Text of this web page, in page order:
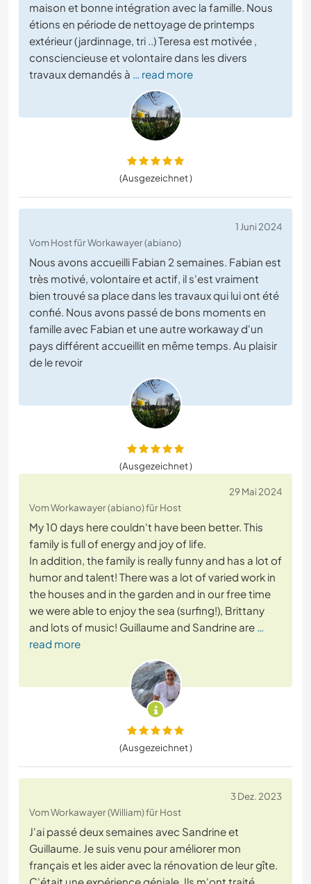
maison et bonne intégration avec la famille. Nous
étions en période de nettoyage de printemps
extérieur (jardinnage, tri ..) Teresa est motivée ,
consciencieuse et volontaire dans les divers
travaux demandés à … read more
(Ausgezeichnet )
1 Juni 2024
Vom Host für Workawayer (abiano)
Nous avons accueilli Fabian 2 semaines. Fabian est
très motivé, volontaire et actif, il s'est vraiment
bien trouvé sa place dans les travaux qui lui ont été
confié. Nous avons passé de bons moments en
famille avec Fabian et une autre workaway d'un
pays différent accueillit en même temps. Au plaisir
de le revoir
(Ausgezeichnet )
29 Mai 2024
Vom Workawayer (abiano) für Host
My 10 days here couldn't have been better. This
family is full of energy and joy of life.
In addition, the family is really funny and has a lot of
humor and talent! There was a lot of varied work in
the houses and in the garden and in our free time
we were able to enjoy the sea (surfing!), Brittany
and lots of music! Guillaume and Sandrine are …
read more
(Ausgezeichnet )
3 Dez. 2023
Vom Workawayer (William) für Host
J'ai passé deux semaines avec Sandrine et
Guillaume. Je suis venu pour améliorer mon
français et les aider avec la rénovation de leur gîte.